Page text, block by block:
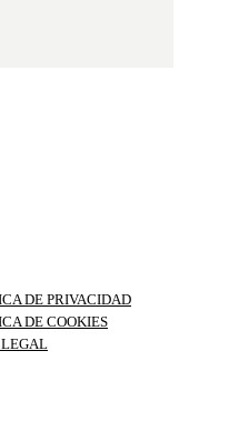
DE PRIVACIDAD
DE COOKIES
LEGAL